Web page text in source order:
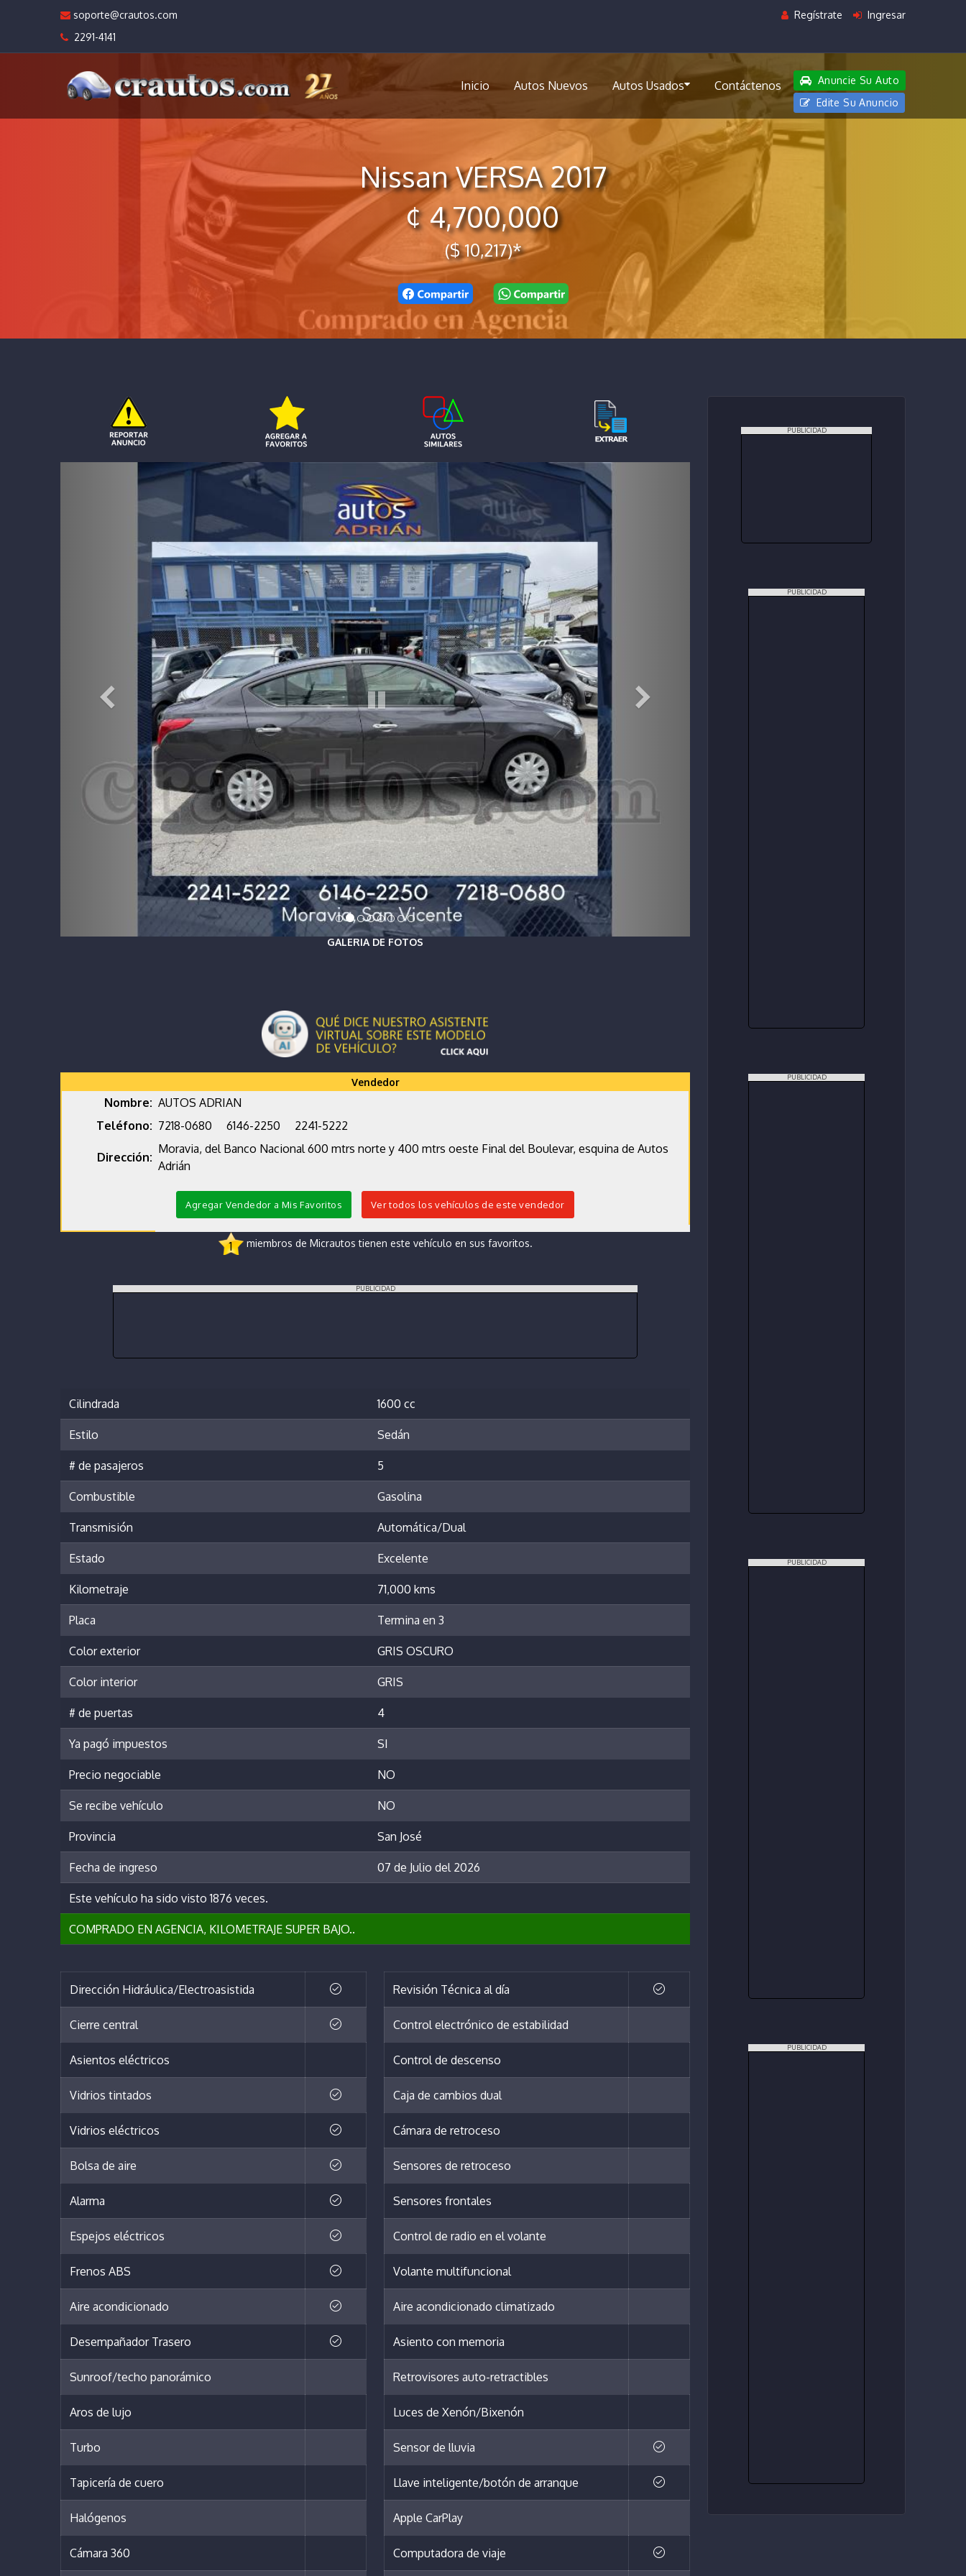
soporte@crautos.com
2291-4141
Regístrate Ingresar
Inicio Autos Nuevos Autos Usados Contáctenos
Anuncie Su Auto
Edite Su Anuncio
Nissan VERSA 2017
¢ 4,700,000
($ 10,217)*
GALERIA DE FOTOS
Vendedor
Nombre: AUTOS ADRIAN
Teléfono: 7218-0680 6146-2250 2241-5222
Dirección:
Moravia, del Banco Nacional 600 mtrs norte y 400 mtrs oeste Final del Boulevar, esquina de Autos
Adrián
Agregar Vendedor a Mis Favoritos Ver todos los vehículos de este vendedor
1 miembros de Micrautos tienen este vehículo en sus favoritos.
PUBLICIDAD
Cilindrada 1600 cc
Estilo Sedán
# de pasajeros 5
Combustible Gasolina
Transmisión Automática/Dual
Estado Excelente
Kilometraje 71,000 kms
Placa Termina en 3
Color exterior GRIS OSCURO
Color interior GRIS
# de puertas 4
Ya pagó impuestos SI
Precio negociable NO
Se recibe vehículo NO
Provincia San José
Fecha de ingreso 07 de Julio del 2026
Este vehículo ha sido visto 1876 veces.
COMPRADO EN AGENCIA, KILOMETRAJE SUPER BAJO..
Dirección Hidráulica/Electroasistida
Cierre central
Asientos eléctricos
Vidrios tintados
Vidrios eléctricos
Bolsa de aire
Alarma
Espejos eléctricos
Frenos ABS
Aire acondicionado
Desempañador Trasero
Sunroof/techo panorámico
Aros de lujo
Turbo
Tapicería de cuero
Halógenos
Cámara 360
Revisión Técnica al día
Control electrónico de estabilidad
Control de descenso
Caja de cambios dual
Cámara de retroceso
Sensores de retroceso
Sensores frontales
Control de radio en el volante
Volante multifuncional
Aire acondicionado climatizado
Asiento con memoria
Retrovisores auto-retractibles
Luces de Xenón/Bixenón
Sensor de lluvia
Llave inteligente/botón de arranque
Apple CarPlay
Computadora de viaje
PUBLICIDAD
PUBLICIDAD
PUBLICIDAD
PUBLICIDAD
PUBLICIDAD